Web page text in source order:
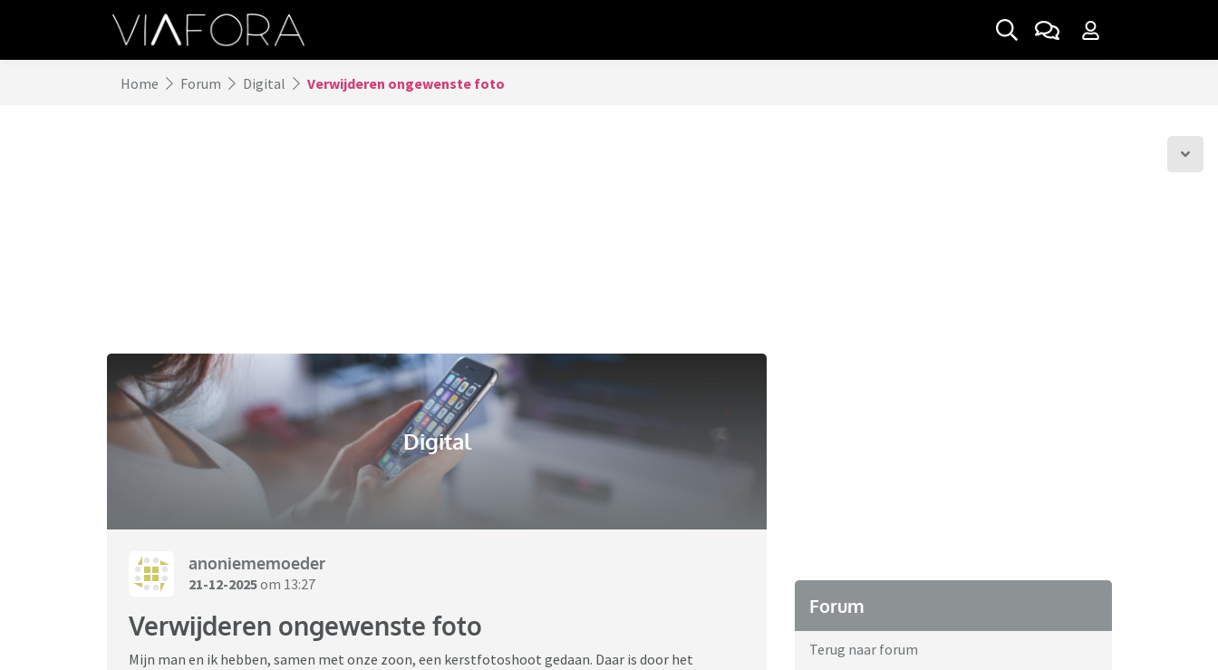
Home Forum Digital Verwijderen ongewenste foto
Digital
anoniememoeder
21-12-2025om 13:27
Verwijderen ongewenste foto
Mijn man en ik hebben, samen met onze zoon, een kerstfotoshoot gedaan. Daar is door het
Forum
Terug naar forum